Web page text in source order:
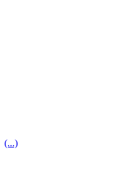
(...)